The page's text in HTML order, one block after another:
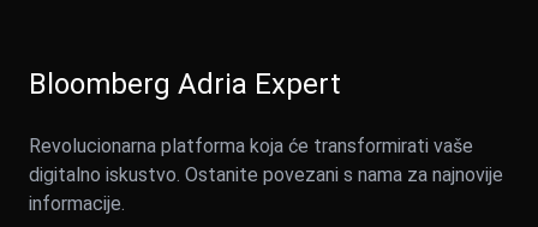
Bloomberg Adria Expert
Revolucionarna platforma koja će transformirati vaše
digitalno iskustvo. Ostanite povezani s nama za najnovije
informacije.